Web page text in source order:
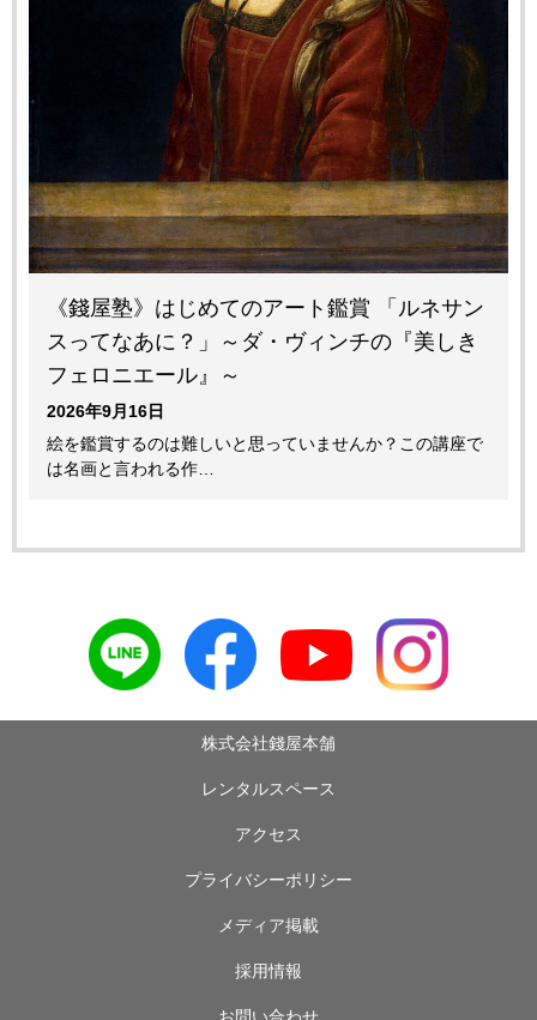
《錢屋塾》はじめてのアート鑑賞 「ルネサン
スってなあに？」～ダ・ヴィンチの『美しき
フェロニエール』～
2026年9月16日
絵を鑑賞するのは難しいと思っていませんか？この講座で
は名画と言われる作…
株式会社錢屋本舗
レンタルスペース
アクセス
プライバシーポリシー
メディア掲載
採用情報